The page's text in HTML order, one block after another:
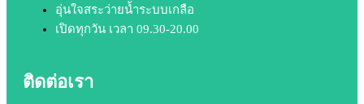
อุ่นใจสระว่ายน้ำระบบเกลือ
เปิดทุกวัน เวลา 09.30-20.00
ติดต่อเรา